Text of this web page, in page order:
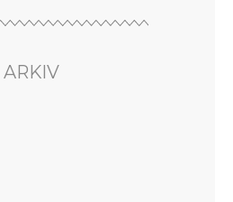
ARKIV